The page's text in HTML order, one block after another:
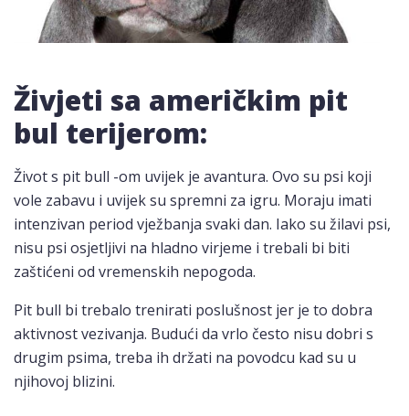
Živjeti sa američkim pit
bul terijerom:
Život s pit bull -om uvijek je avantura. Ovo su psi koji
vole zabavu i uvijek su spremni za igru. Moraju imati
intenzivan period vježbanja svaki dan. Iako su žilavi psi,
nisu psi osjetljivi na hladno virjeme i trebali bi biti
zaštićeni od vremenskih nepogoda.
Pit bull bi trebalo trenirati poslušnost jer je to dobra
aktivnost vezivanja. Budući da vrlo često nisu dobri s
drugim psima, treba ih držati na povodcu kad su u
njihovoj blizini.